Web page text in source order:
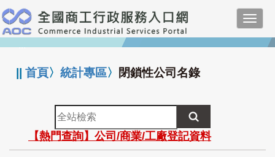
跳
到
主
要
:::
||首頁〉統計專區〉 閉鎖性公司名錄
全
站
檢
索
【熱門查詢】公司/商業/工廠登記資料